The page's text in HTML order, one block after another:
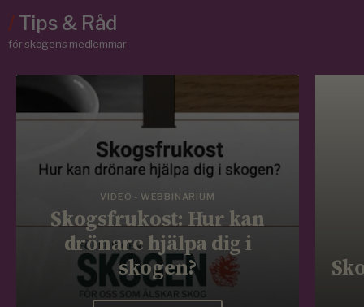
/Tips & Råd
för skogens medlemmar
VIDEO - WEBBINARIUM
Skogsfrukost: Hur kan
drönare hjälpa dig i
skogen?